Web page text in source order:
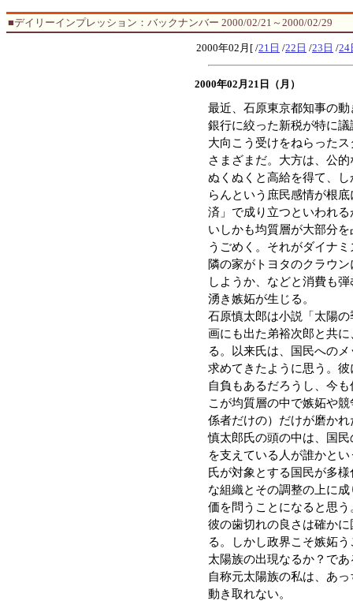
■デイリーインプレッション：バックナンバー 2000/02/21～2000/02/29
2000年02月[ /21日 /22日 /23日 /24
2000年02月21日（月）
最近、石原東京都知事の
銀行に絞った新税が特に
大向こう受けをねらった
さまざまだ。大方は、公
ぬくぬくと高給を得て、
らんという庶民感情が根
済」で成り立つといわれ
いしかも均質層が大部分
うごめく。それがダイナ
隣の家がトヨタのクラウ
しようか、などと消費も
湧き嫉妬が生じる。
石原慎太郎は小説「太陽
画にも出た弟裕次郎と共
る。以来氏は、国民への
求めてきたように思う。
自負もあるだろうし、今
こが均質層の中で嫉妬や
係者だけの）だけが磨か
慎太郎氏の頭の中は、国
を支えている人が誰かと
氏が対象とする国民が多
な組織とその調整の上に
価を問うことになると思う
彼の歯切れの良さは確か
る。しかし政界こそ嫉妬
太陽族の出現なるか？であ
自称元太陽族の私は、あ
動き取れない。